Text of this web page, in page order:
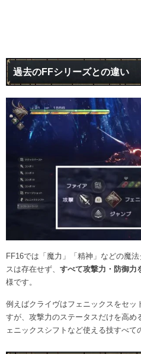
過去のFFシリーズとの違い
FF16では「魔力」「精神」などの魔
スは存在せず、 すべて攻撃力・防御力
様です。
例えばクライヴはフェニックスをセッ
すが、攻撃力のステータスだけを高め
ェニックスシフトなど使える技すべて